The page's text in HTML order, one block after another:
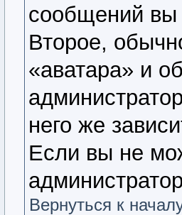
сообщений вы
Второе,
«аватара» и
него же
Если вы не
Вернуться к